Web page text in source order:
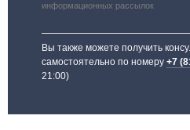
информационных рассылок
Вы также можете получить
самостоятельно по номеру+7
21:00)